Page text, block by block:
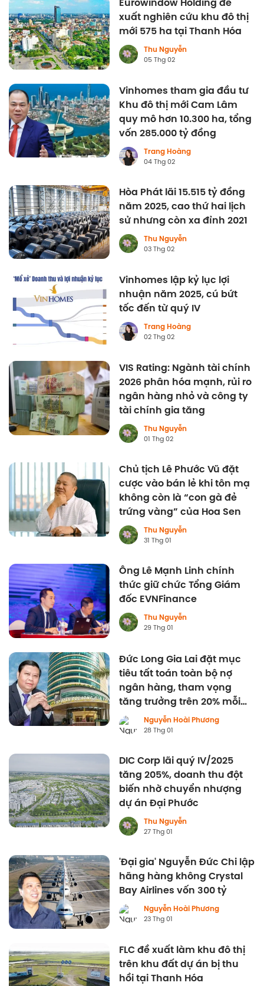
xuất nghiên cứu khu đô thị
mới 575 ha tại Thanh Hóa
Thu Nguyễn
05 Thg 02
Vinhomes tham gia đầu tư
Khu đô thị mới Cam Lâm
quy mô hơn 10.300 ha, tổng
vốn 285.000 tỷ đồng
Trang Hoàng
04 Thg 02
Hòa Phát lãi 15.515 tỷ đồng
năm 2025, cao thứ hai lịch
sử nhưng còn xa đỉnh 2021
Thu Nguyễn
03 Thg 02
Vinhomes lập kỷ lục lợi
nhuận năm 2025, cú bứt
tốc đến từ quý IV
Trang Hoàng
02 Thg 02
VIS Rating: Ngành tài chính
2026 phân hóa mạnh, rủi ro
ngân hàng nhỏ và công ty
tài chính gia tăng
Thu Nguyễn
01 Thg 02
Chủ tịch Lê Phước Vũ đặt
cược vào bán lẻ khi tôn mạ
không còn là “con gà đẻ
trứng vàng” của Hoa Sen
Thu Nguyễn
31 Thg 01
Ông Lê Mạnh Linh chính
thức giữ chức Tổng Giám
đốc EVNFinance
Thu Nguyễn
29 Thg 01
Đức Long Gia Lai đặt mục
tiêu tất toán toàn bộ nợ
ngân hàng, tham vọng
tăng trưởng trên 20% mỗi
năm
Nguyễn Hoài Phương
28 Thg 01
DIC Corp lãi quý IV/2025
tăng 205%, doanh thu đột
biến nhờ chuyển nhượng
dự án Đại Phước
Thu Nguyễn
27 Thg 01
'Đại gia' Nguyễn Đức Chi lập
hãng hàng không Crystal
Bay Airlines vốn 300 tỷ
Nguyễn Hoài Phương
23 Thg 01
FLC đề xuất làm khu đô thị
trên khu đất dự án bị thu
hồi tại Thanh Hóa